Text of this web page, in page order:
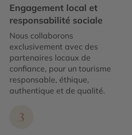
Engagement local et
responsabilité sociale
Nous collaborons
exclusivement avec des
partenaires locaux de
confiance, pour un tourisme
responsable, éthique,
authentique et de qualité.
3